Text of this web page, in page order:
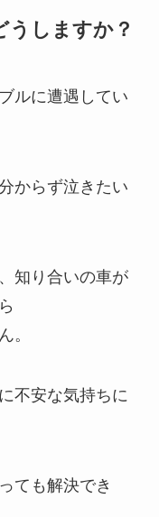
うしますか？
ルに遭遇してい
からず泣きたい
知り合いの車が
。
不安な気持ちに
ても解決でき